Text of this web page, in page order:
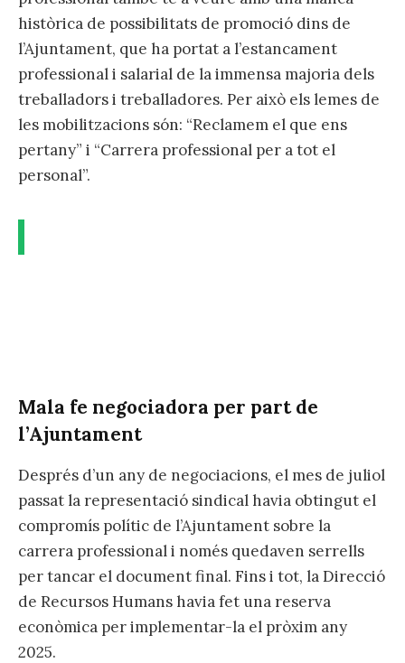
històrica de possibilitats de promoció dins de
l’Ajuntament, que ha portat a l’estancament
professional i salarial de la immensa majoria dels
treballadors i treballadores. Per això els lemes de
les mobilitzacions són: “Reclamem el que ens
pertany” i “Carrera professional per a tot el
personal”.
Mala fe negociadora per part de
l’Ajuntament
Després d’un any de negociacions, el mes de juliol
passat la representació sindical havia obtingut el
compromís polític de l’Ajuntament sobre la
carrera professional i només quedaven serrells
per tancar el document final. Fins i tot, la Direcció
de Recursos Humans havia fet una reserva
econòmica per implementar-la el pròxim any
2025.